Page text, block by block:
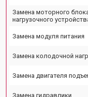
Замена моторного
нагрузочного
Замена модуля питания
Замена колодочной
Замена двигателя
Замена гидравлики